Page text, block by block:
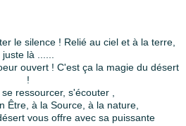
le silence ! Relié au ciel et à la terre,
juste là ......
ouvert ! C'est ça la magie du désert
!
ressourcer, s'écouter ,
Être, à la Source, à la nature,
vous offre avec sa puissante